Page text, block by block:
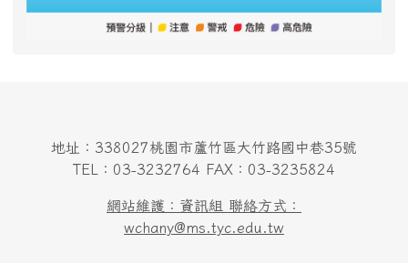
地址：338027桃園市蘆竹區大竹路國中巷35號
TEL：03-3232764 FAX：03-3235824
網站維護：資訊組 聯絡方式：
wchany@ms.tyc.edu.tw